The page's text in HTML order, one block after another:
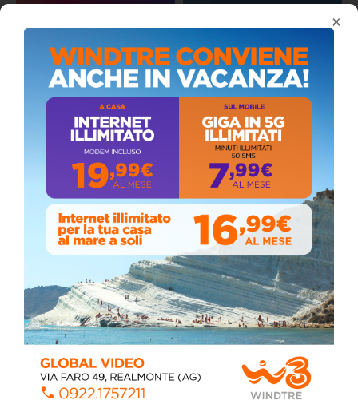
×
Coronavirus: messaggio del Sindaco Zambito
ai cittadini
Domenica, Novembre 22, 2020
Circolo della stampa, terzo appuntamento
con il giornalista Giacinto Pipitone
Martedì, Agosto 04, 2026
Elezioni a Siculiana, in testa candidato
sindaco Zambito
Lunedì, Ottobre 05, 2020
📅 ESTATE MEDITERRANEA 2026 – COMUNE DI
SICULIANA
July 24, 2026
Siculiana, concerto del 1° Maggio 2026 in
Piazza Umberto I: arrivano I Cugini di
Campagna